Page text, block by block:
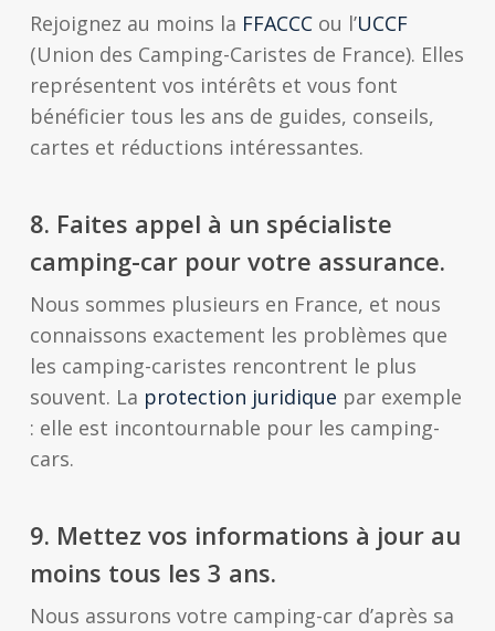
Rejoignez au moins la FFACCC ou l’UCCF
(Union des Camping-Caristes de France). Elles
représentent vos intérêts et vous font
bénéficier tous les ans de guides, conseils,
cartes et réductions intéressantes.
8. Faites appel à un spécialiste
camping-car pour votre assurance.
Nous sommes plusieurs en France, et nous
connaissons exactement les problèmes que
les camping-caristes rencontrent le plus
souvent. La protection juridique par exemple
: elle est incontournable pour les camping-
cars.
9. Mettez vos informations à jour au
moins tous les 3 ans.
Nous assurons votre camping-car d’après sa